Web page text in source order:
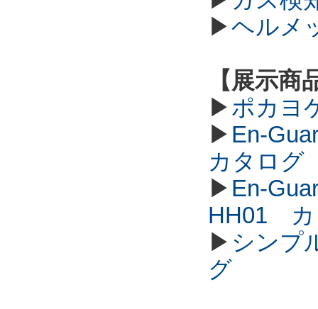
▶ヘルメ
【展示商
▶ポカヨ
▶ En-
カタログ
▶ En-
HH01 カ
▶ シンプ
グ